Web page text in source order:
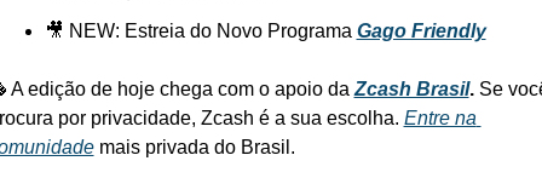
🎥 NEW: Estreia do Novo Programa Gago Friendly
A edição de hoje chega com o apoio da Zcash Brasil. Se
por privacidade, Zcash é a sua escolha. Entre na
mais privada do Brasil.